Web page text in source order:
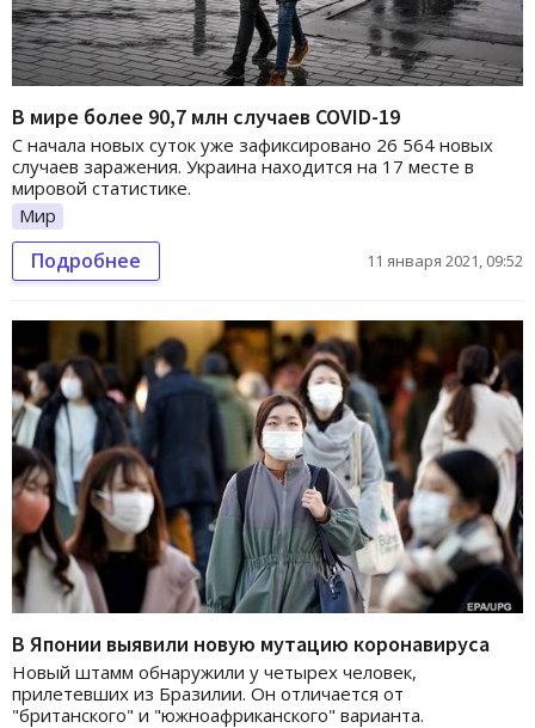
В мире более 90,7 млн случаев COVID-19
С начала новых суток уже зафиксировано 26 564 новых
случаев заражения. Украина находится на 17 месте в
мировой статистике.
Мир
Подробнее 11 января 2021, 09:52
В Японии выявили новую мутацию коронавируса
Новый штамм обнаружили у четырех человек,
прилетевших из Бразилии. Он отличается от
"британского" и "южноафриканского" варианта.